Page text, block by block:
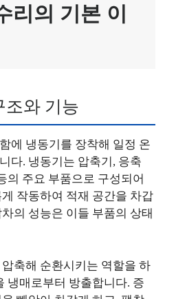
리의 기본 이
조와 기능
에 냉동기를 장착해 일정 온
다. 냉동기는 압축기, 응축
의 주요 부품으로 구성되어
작동하여 적재 공간을 차갑
의 성능은 이들 부품의 상태
축해 순환시키는 역할을 하
냉매로부터 방출합니다. 증